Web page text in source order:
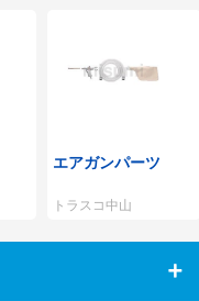
エアガンパーツ
トラスコ中山